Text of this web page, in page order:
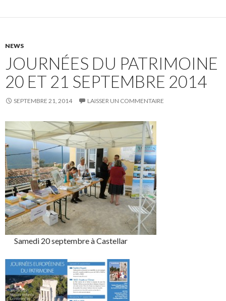
NEWS
JOURNÉES DU PATRIMOINE
20 ET 21 SEPTEMBRE 2014
SEPTEMBRE 21, 2014 LAISSER UN COMMENTAIRE
Samedi 20 septembre à Castellar